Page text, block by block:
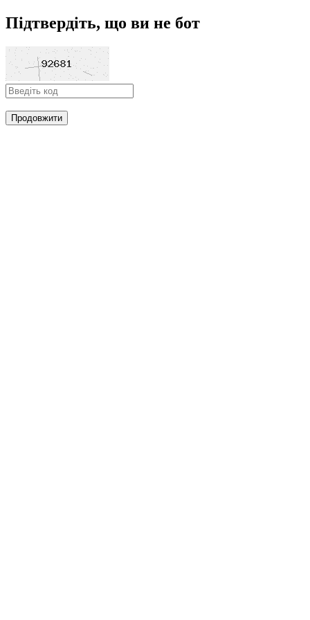
Підтвердіть, що ви не бот
Продовжити